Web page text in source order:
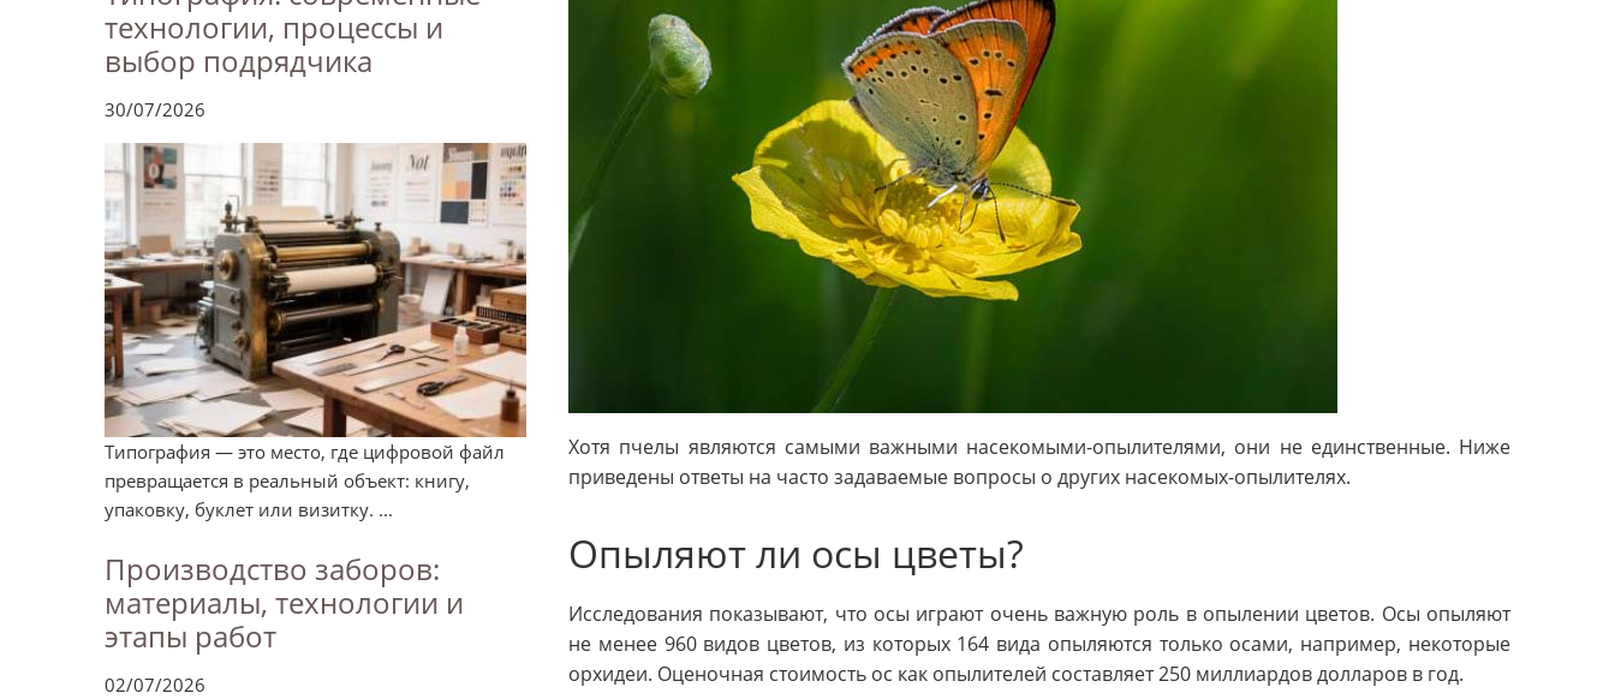
технологии, процессы и
выбор подрядчика
30/07/2026
Типография — это место, где цифровой файл
превращается в реальный объект: книгу,
упаковку, буклет или визитку. ...
Производство заборов:
материалы, технологии и
этапы работ
02/07/2026
Хотя пчелы являются самыми важными насекомыми-опылителями, они не единственные. Ниже
приведены ответы на часто задаваемые вопросы о других насекомых-опылителях.
Опыляют ли осы цветы?
Исследования показывают, что осы играют очень важную роль в опылении цветов. Осы опыляют
не менее 960 видов цветов, из которых 164 вида опыляются только осами, например, некоторые
орхидеи. Оценочная стоимость ос как опылителей составляет 250 миллиардов долларов в год.